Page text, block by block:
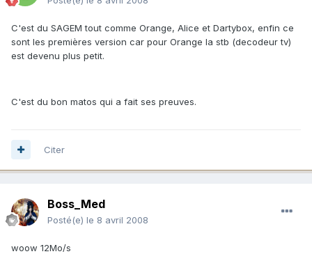
C'est du SAGEM tout comme Orange, Alice et Dartybox, enfin ce
sont les premières version car pour Orange la stb (decodeur tv)
est devenu plus petit.
C'est du bon matos qui a fait ses preuves.
Citer
Boss_Med
Posté(e) le 8 avril 2008
woow 12Mo/s